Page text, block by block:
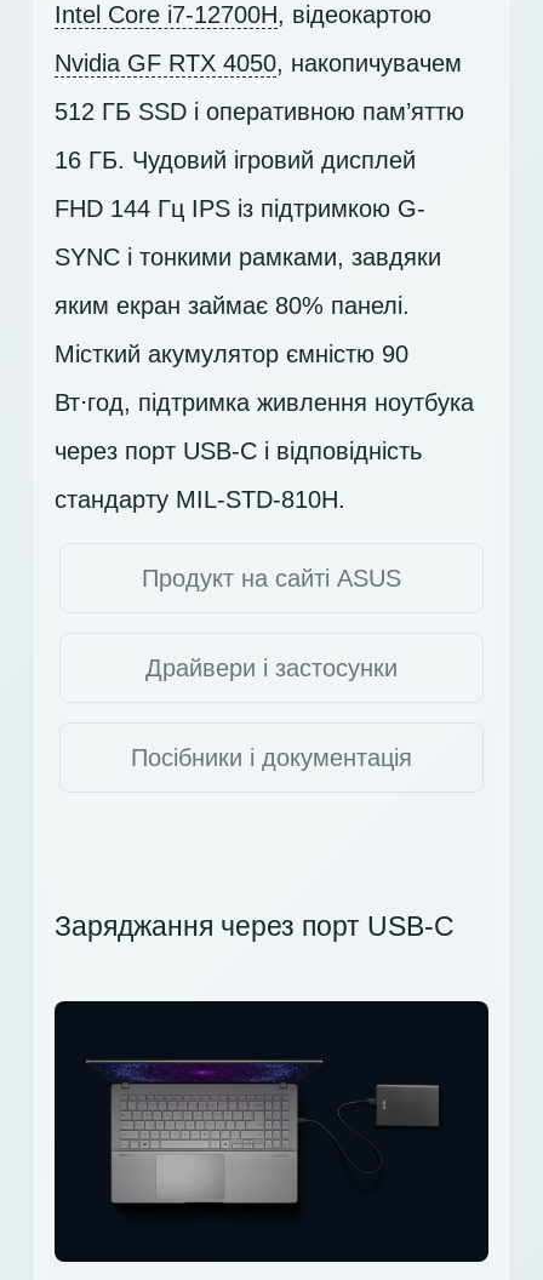
Intel Core i7-12700H, відеокартою
Nvidia GF RTX 4050, накопичувачем
512 ГБ SSD і оперативною пам’яттю
16 ГБ. Чудовий ігровий дисплей
FHD 144 Гц IPS із підтримкою G-
SYNC і тонкими рамками, завдяки
яким екран займає 80% панелі.
Місткий акумулятор ємністю 90
Вт⋅год, підтримка живлення ноутбука
через порт USB-C і відповідність
стандарту MIL-STD-810H.
Продукт на сайті ASUS
Драйвери і застосунки
Посібники і документація
Заряджання через порт USB-C